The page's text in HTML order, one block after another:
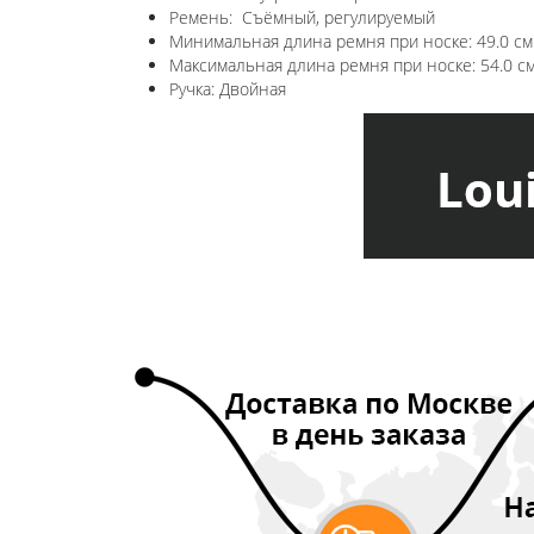
Ремень: Съёмный, регулируемый
Минимальная длина ремня при носке: 49.0 см
Максимальная длина ремня при носке: 54.0
Ручка: Двойная